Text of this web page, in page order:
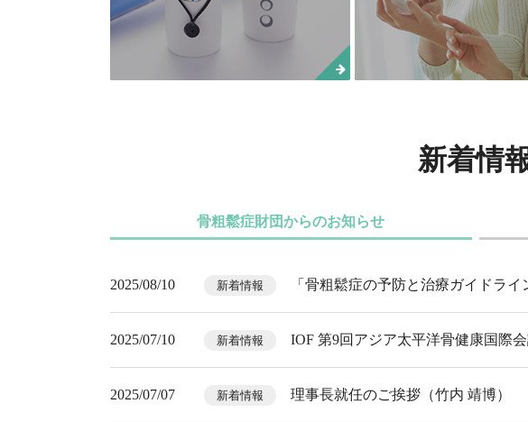
新着情
骨粗鬆症財団からのお知らせ
2025/08/10 新着情報 「骨粗鬆症の予防と治療ガイドライ
2025/07/10 新着情報 IOF 第9回アジア太平洋骨健康国際
2025/07/07 新着情報 理事長就任のご挨拶（竹内 靖博）